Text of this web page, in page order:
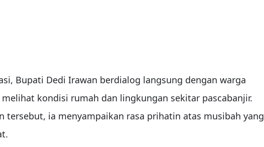
Bupati Dedi Irawan berdialog langsung dengan warga
kondisi rumah dan lingkungan sekitar pascabanjir.
tersebut, ia menyampaikan rasa prihatin atas musibah yang